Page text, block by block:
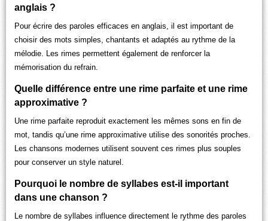
anglais ?
Pour écrire des paroles efficaces en anglais, il est important de
choisir des mots simples, chantants et adaptés au rythme de la
mélodie. Les rimes permettent également de renforcer la
mémorisation du refrain.
Quelle différence entre une rime parfaite et une rime
approximative ?
Une rime parfaite reproduit exactement les mêmes sons en fin de
mot, tandis qu’une rime approximative utilise des sonorités proches.
Les chansons modernes utilisent souvent ces rimes plus souples
pour conserver un style naturel.
Pourquoi le nombre de syllabes est-il important
dans une chanson ?
Le nombre de syllabes influence directement le rythme des paroles